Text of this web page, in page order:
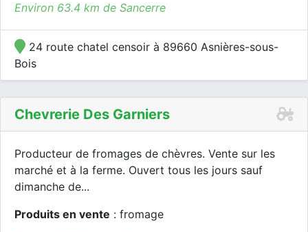
Environ 63.4 km de Sancerre
24 route chatel censoir à 89660 Asnières-sous-
Bois
Chevrerie Des Garniers
Producteur de fromages de chèvres. Vente sur les
marché et à la ferme. Ouvert tous les jours sauf
dimanche de...
Produits en vente : fromage